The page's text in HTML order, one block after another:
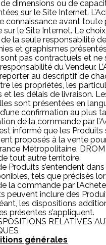
dimensions ou de
sur le Site Internet.
connaissance avant
le Site Internet. Le choix
la seule responsabilité de
et graphismes
pas contractuels et ne
du Vendeur.
au descriptif de
les propriétés, les
et les délais de livraison.
sont présentées en
confirmation au plus
de la commande par
est informé que les Produits
proposés à la vente
Métropolitaine,
tout autre territoire.
Produits s’entendent
tels que précisés
la commande par
peuvent inclure des
les dispositions
présentes s’appliquent.
RELATIVES
générales